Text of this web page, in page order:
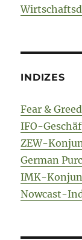
INDIZES
Fear &
IFO-
ZEW-
German
IMK-
Nowcast-